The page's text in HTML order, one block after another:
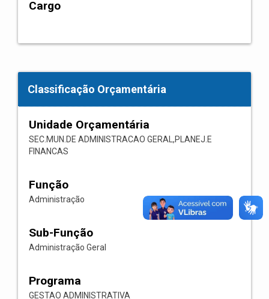
Cargo
Classificação Orçamentária
Unidade Orçamentária
SEC.MUN.DE ADMINISTRACAO GERAL,PLANEJ.E
FINANCAS
Função
Administração
Sub-Função
Administração Geral
Programa
GESTAO ADMINISTRATIVA